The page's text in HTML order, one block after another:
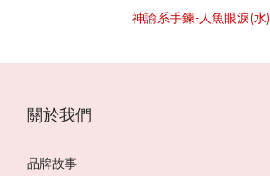
神諭系手鍊-人魚眼淚(水)
關於我們
品牌故事